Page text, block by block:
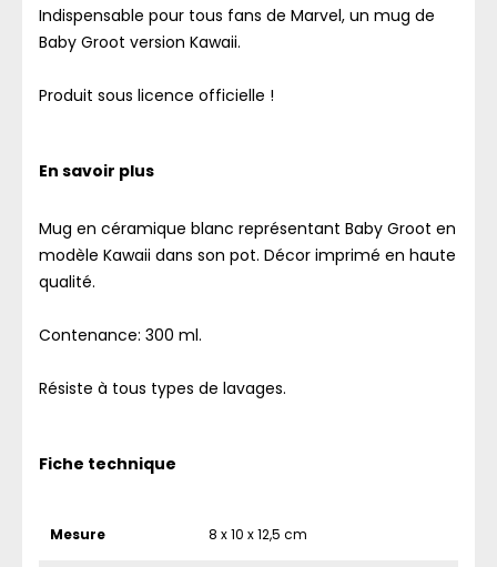
Indispensable pour tous fans de Marvel, un mug de
Baby Groot version Kawaii.
Produit sous licence officielle !
En savoir plus
Mug en céramique blanc représentant Baby Groot en
modèle Kawaii dans son pot. Décor imprimé en haute
qualité.
Contenance: 300 ml.
Résiste à tous types de lavages.
Fiche technique
Mesure 8 x 10 x 12,5 cm